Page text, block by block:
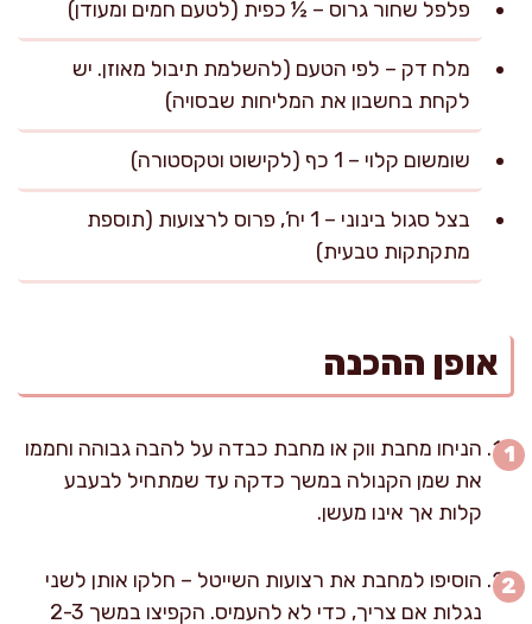
פלפל שחור גרוס – ½ כפית (לטעם חמים ומעודן)
מלח דק – לפי הטעם (להשלמת תיבול מאוזן. יש
לקחת בחשבון את המליחות שבסויה)
שומשום קלוי – 1 כף (לקישוט וטקסטורה)
בצל סגול בינוני – 1 יח’, פרוס לרצועות (תוספת
מתקתקות טבעית)
אופן ההכנה
הניחו מחבת ווק או מחבת כבדה על להבה גבוהה וחממו
את שמן הקנולה במשך כדקה עד שמתחיל לבעבע
קלות אך אינו מעשן.
הוסיפו למחבת את רצועות השייטל – חלקו אותן לשני
נגלות אם צריך, כדי לא להעמיס. הקפיצו במשך 2-3